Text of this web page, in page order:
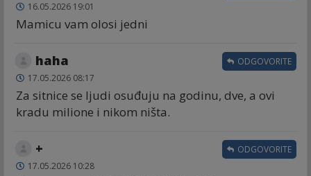
16.05.2026 19:01
Mamicu vam olosi jedni
haha
17.05.2026 08:17
Za sitnice se ljudi osuđuju na godinu, dve, a ovi
kradu milione i nikom ništa.
ODGOVORITE
+
17.05.2026 10:28
ODGOVORITE